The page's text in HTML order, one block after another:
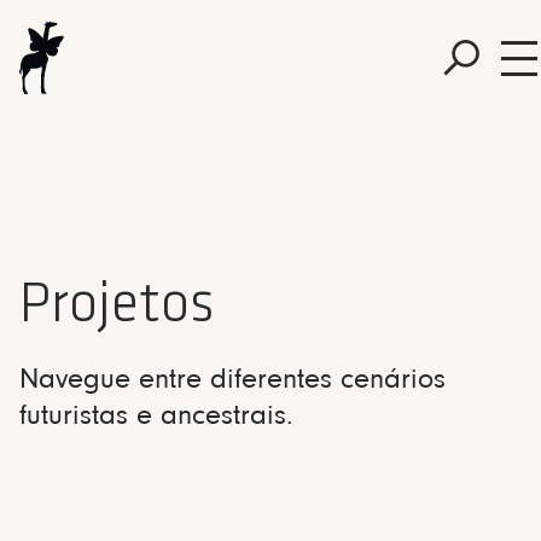
Projetos
Navegue entre diferentes cenários
futuristas e ancestrais.